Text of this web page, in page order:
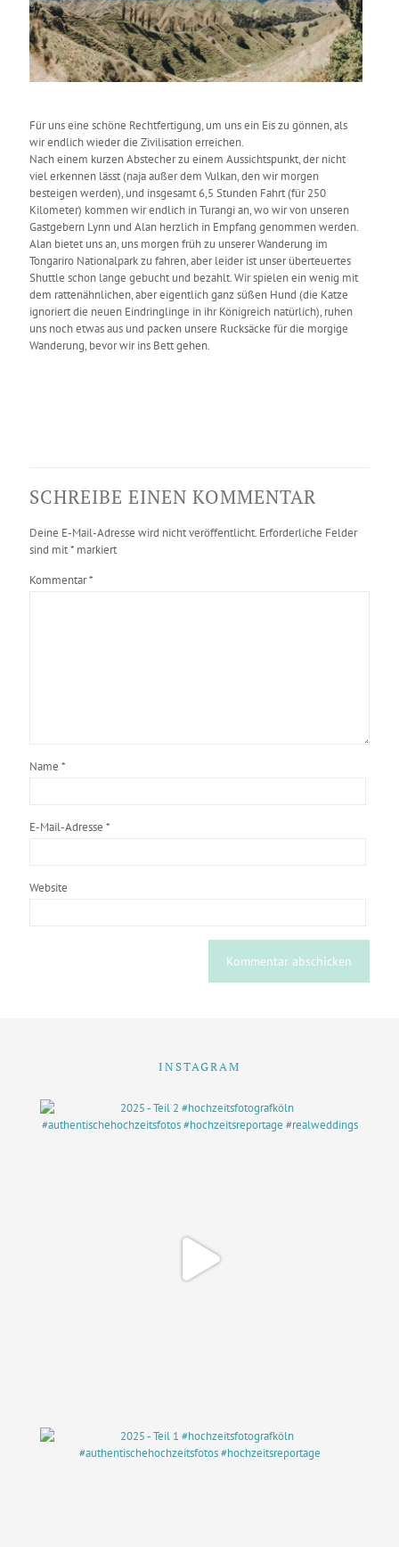
Für uns eine schöne Rechtfertigung, um uns ein Eis zu gönnen, als
wir endlich wieder die Zivilisation erreichen.
Nach einem kurzen Abstecher zu einem Aussichtspunkt, der nicht
viel erkennen lässt (naja außer dem Vulkan, den wir morgen
besteigen werden), und insgesamt 6,5 Stunden Fahrt (für 250
Kilometer) kommen wir endlich in Turangi an, wo wir von unseren
Gastgebern Lynn und Alan herzlich in Empfang genommen werden.
Alan bietet uns an, uns morgen früh zu unserer Wanderung im
Tongariro Nationalpark zu fahren, aber leider ist unser überteuertes
Shuttle schon lange gebucht und bezahlt. Wir spielen ein wenig mit
dem rattenähnlichen, aber eigentlich ganz süßen Hund (die Katze
ignoriert die neuen Eindringlinge in ihr Königreich natürlich), ruhen
uns noch etwas aus und packen unsere Rucksäcke für die morgige
Wanderung, bevor wir ins Bett gehen.
SCHREIBE EINEN KOMMENTAR
Deine E-Mail-Adresse wird nicht veröffentlicht. Erforderliche Felder
sind mit* markiert
Kommentar*
Name *
E-Mail-Adresse *
Website
INSTAGRAM